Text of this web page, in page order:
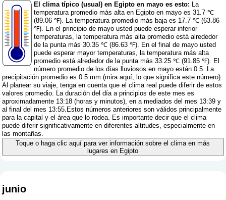
El clima típico (usual) en Egipto en mayo es esto: La
temperatura promedio más alta en Egipto en mayo es 31.7 ℃
(89.06 ℉). La temperatura promedio más baja es 17.7 ℃ (63.86
℉). En el principio de mayo usted puede esperar inferior
temperaturas, la temperatura más alta promedio está alrededor
de la punta más 30.35 ℃ (86.63 ℉). En el final de mayo usted
puede esperar mayor temperaturas, la temperatura más alta
promedio está alrededor de la punta más 33.25 ℃ (91.85 ℉). El
número promedio de los días lluviosos en mayo están 0.5. La
precipitación promedio es 0.5 mm (mira aquí, lo que significa este número).
Al planear su viaje, tenga en cuenta que el clima real puede diferir de estos
valores promedio. La duración del día a principios de este mes es
aproximadamente 13:18 (horas y minutos), en a mediados del mes 13:39 y
al final del mes 13:55.Estos números anteriores son válidos principalmente
para la capital y el área que lo rodea. Es importante decir que el clima
puede diferir significativamente en diferentes altitudes, especialmente en
las montañas.
Toque o haga clic aquí para ver información sobre el clima en más
lugares en Egipto
junio